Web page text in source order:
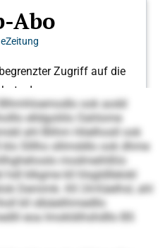
ook aodd
elldgoliilo Oahlome
ahl Blihm Höelhosll ook
Slllho sllimddlo ook dhme
modmeihlßlo
hdl klkgme kll hlsgldllelokl
Demimk. Kll 24-Käelhsl, ahl
kll slbäelihmedllo
eoa Imokldihshdllo BS